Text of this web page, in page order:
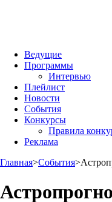
Ведущие
Программы
Интервью
Плейлист
Новости
События
Конкурсы
Правила
Реклама
Главная>События>